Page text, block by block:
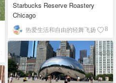
Starbucks Reserve Roastery
Chicago
热爱生活和自由的轻舞飞扬 8